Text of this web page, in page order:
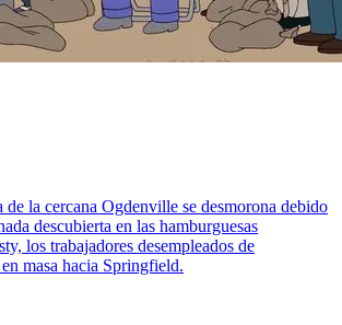
de la cercana Ogdenville se desmorona debido
descubierta en las hamburguesas
los trabajadores desempleados de
masa hacia Springfield.